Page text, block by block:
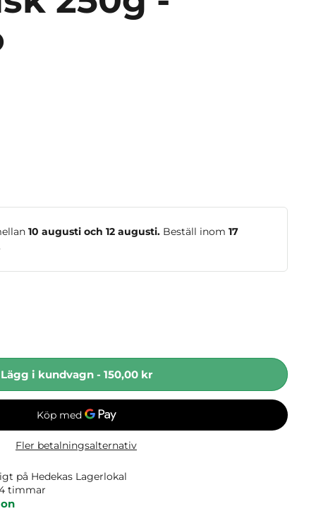
10 augusti och 12 augusti. Beställ inom 17
Lägg i kundvagn - 150,00 kr
Fler betalningsalternativ
på Hedekas Lagerlokal
timmar